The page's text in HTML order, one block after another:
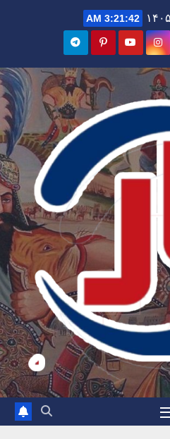
3:21:43 AM